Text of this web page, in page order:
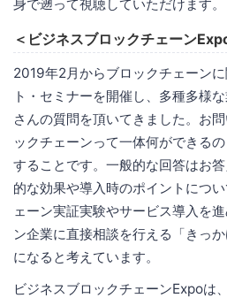
身で遡って視聴していただけます。
＜ビジネスブロックチェーン
2019年2月からブロックチェーン
ト・セミナーを開催し、多種多様
さんの質問を頂いてきました。お
ックチェーンって一体何ができる
することです。一般的な回答はお
的な効果や導入時のポイントにつ
ェーン実証実験やサービス導入を
ン企業に直接相談を行える「きっ
になると考えています。
ビジネスブロックチェーンExpoは